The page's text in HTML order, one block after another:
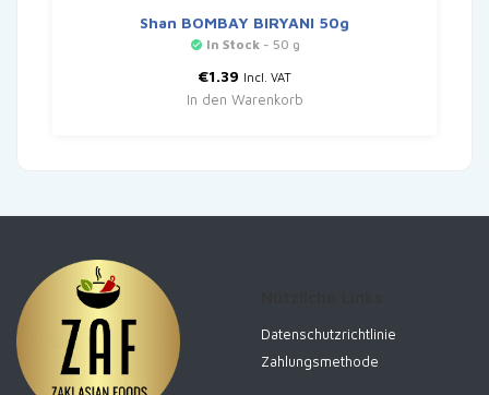
Shan BOMBAY BIRYANI 50g
In Stock- 50 g
€1.39 Incl. VAT
In den Warenkorb
Datenschutzrichtlinie
Zahlungsmethode